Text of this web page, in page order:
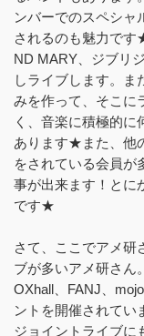
ンバーでのスペシャ
されるのも魅力で
ND MARY、ジブリ
しライブします。ま
みを作って、そこに
く、音楽に積極的に
あります★また、他
をされている会員が
事が出来ます！とに
です★
さて、ここでアメ
ブが多いアメ研さん
OXhall、FANJ、
ントを開催されてい
ジョイントライブに